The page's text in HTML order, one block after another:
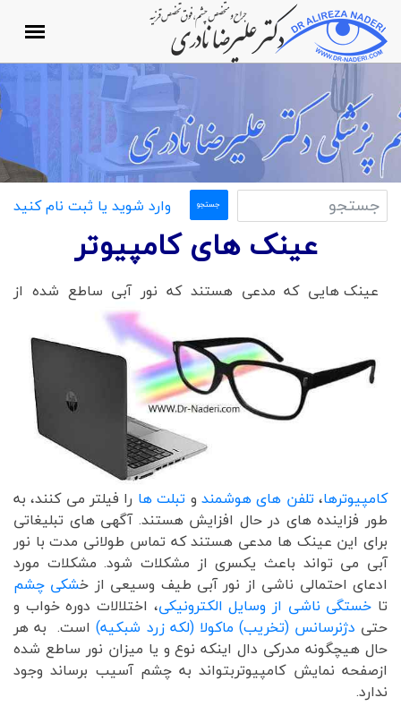
وارد شوید یا ثبت نام کنید
عینک های کامپیوتر
عینک هایی که مدعی هستند که نور آبی ساطع شده از
کامپیوترها،تلفن های هوشمند و تبلت ها را فیلتر می کنند، به
طور فزاینده های در حال افزایش هستند. آگهی های تبلیغاتی
برای این عینک ها مدعی هستند که تماس طولانی مدت با نور
آبی می تواند باعث یکسری از مشکلات شود. مشکلات مورد
ادعای احتمالی ناشی از نور آبی طیف وسیعی از خشکی چشم
تا خستگی ناشی از وسایل الکترونیکی، اختلالات دوره خواب و
حتی دژنرسانس (تخریب) ماکولا (لکه زرد شبکیه)است. به هر
حال هیچگونه مدرکی دال اینکه نوع و یا میزان نور ساطع شده
ازصفحه نمایش کامپیوتربتواند به چشم آسیب برساند وجود
ندارد.